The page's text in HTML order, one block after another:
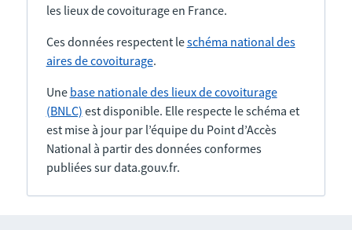
les lieux de covoiturage en France.
Ces données respectent leschéma national des
aires de covoiturage.
Une base nationale des lieux de covoiturage
(BNLC) est disponible. Elle respecte le schéma et
est mise à jour par l’équipe du Point d’Accès
National à partir des données conformes
publiées sur data.gouv.fr.